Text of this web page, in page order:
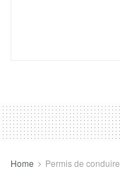
Home Permis de conduire